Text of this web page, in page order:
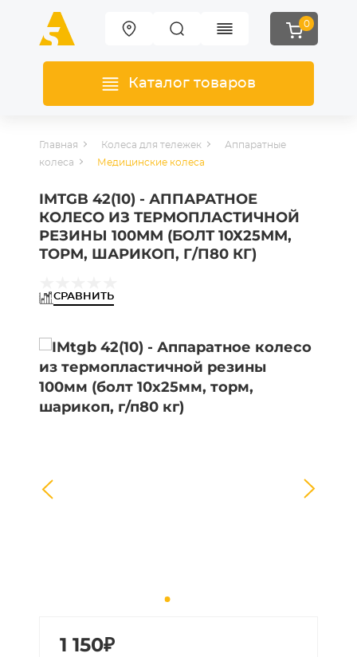
0
Каталог товаров
Главная Колеса для тележек
Аппаратные
колеса
Медицинские колеса
IMTGB 42(10) - АППАРАТНОЕ
КОЛЕСО ИЗ ТЕРМОПЛАСТИЧНОЙ
РЕЗИНЫ 100ММ (БОЛТ 10Х25ММ,
ТОРМ, ШАРИКОП, Г/П80 КГ)
СРАВНИТЬ
1 150₽